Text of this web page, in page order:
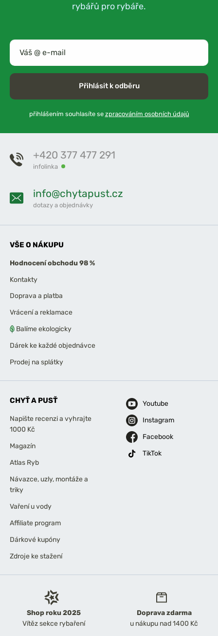
rybářů pro rybáře.
Přihlásit k odběru
přihlášením souhlasíte se zpracováním osobních údajů
Shop roku 2025
Vítěz sekce rybaření
Doprava zdarma
u nákupu nad 1400 Kč
+420 377 477 291
infolinka
info@chytapust.cz
dotazy a objednávky
VŠE O NÁKUPU
Hodnocení obchodu 98 %
Kontakty
Doprava a platba
Vrácení a reklamace
Balíme ekologicky
Dárek ke každé objednávce
Prodej na splátky
CHYŤ A PUSŤ
Napište recenzi a vyhrajte
1000 Kč
Magazín
Atlas Ryb
Návazce, uzly, montáže a
triky
Vaření u vody
Affiliate program
Dárkové kupóny
Zdroje ke stažení
Youtube
Instagram
Facebook
TikTok